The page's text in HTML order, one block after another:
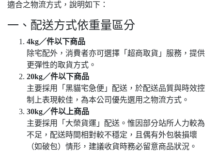
適合之物流方式，說明如下：
一、配送方式依重量區分
4kg／件以下商品
除宅配外，消費者亦可選擇「超商取貨」服務，提供
更彈性的取貨方式。
20kg／件以下商品
主要採用「黑貓宅急便」配送，於配送品質與時效控
制上表現較佳，為本公司優先選用之物流方式。
30kg／件以上商品
主要採用「大榮貨運」配送。惟因部分站所人力較為
不足，配送時間相對較不穩定，且偶有外包裝損壞
（如破包）情形，建議收貨時務必留意商品狀況。